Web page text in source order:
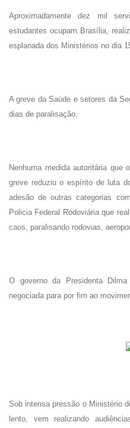
Aproximadamente dez mil
estudantes ocupam Brasília,
esplanada dos Ministérios no dia
A greve da Saúde e setores da
dias de paralisação.
Nenhuma medida autoritária que
greve reduziu o espírito de luta
adesão de outras categorias
Policia Federal Rodoviária que
caos, paralisando rodovias,
O governo da Presidenta
negociada para por fim ao
Sob intensa pressão o Ministério
lento, vem realizando